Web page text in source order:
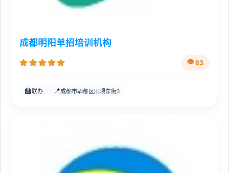
成都明阳单招培训机构
63
🏫联办 📍成都市郫都区田坝东街3